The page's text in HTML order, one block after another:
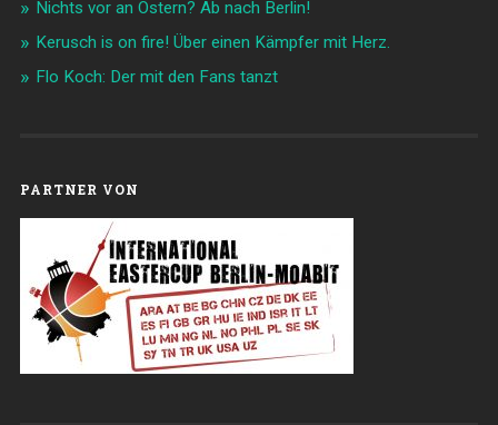
Nichts vor an Ostern? Ab nach Berlin!
Kerusch is on fire! Über einen Kämpfer mit Herz.
Flo Koch: Der mit den Fans tanzt
PARTNER VON